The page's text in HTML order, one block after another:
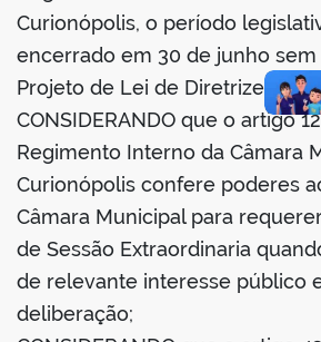
Curionópolis, o período
encerrado em 30 de junho
Projeto de Lei de Diretrizes
CONSIDERANDO que o artigo
Regimento Interno da Câmara
Curionópolis confere poderes
Câmara Municipal para
de Sessão Extraordinaria
de relevante interesse público
deliberação;